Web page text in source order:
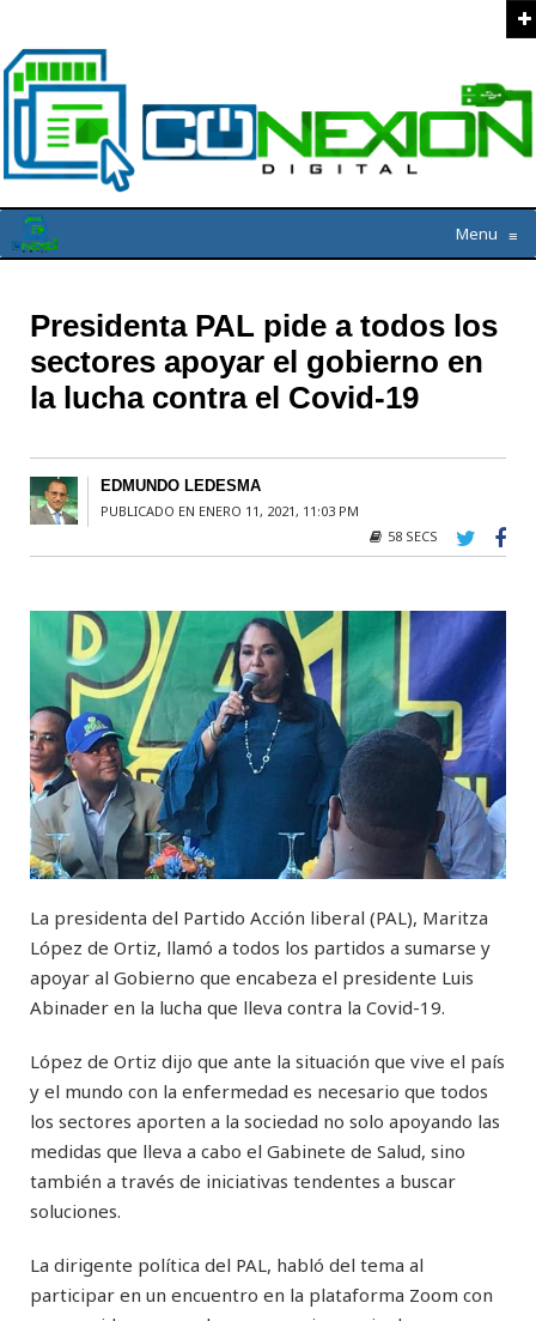
Menu ≡
Presidenta PAL pide a todos los
sectores apoyar el gobierno en
la lucha contra el Covid-19
EDMUNDO LEDESMA
PUBLICADO EN ENERO 11, 2021, 11:03 PM
58 SECS
La presidenta del Partido Acción liberal (PAL), Maritza
López de Ortiz, llamó a todos los partidos a sumarse y
apoyar al Gobierno que encabeza el presidente Luis
Abinader en la lucha que lleva contra la Covid-19.
López de Ortiz dijo que ante la situación que vive el país
y el mundo con la enfermedad es necesario que todos
los sectores aporten a la sociedad no solo apoyando las
medidas que lleva a cabo el Gabinete de Salud, sino
también a través de iniciativas tendentes a buscar
soluciones.
La dirigente política del PAL, habló del tema al
participar en un encuentro en la plataforma Zoom con